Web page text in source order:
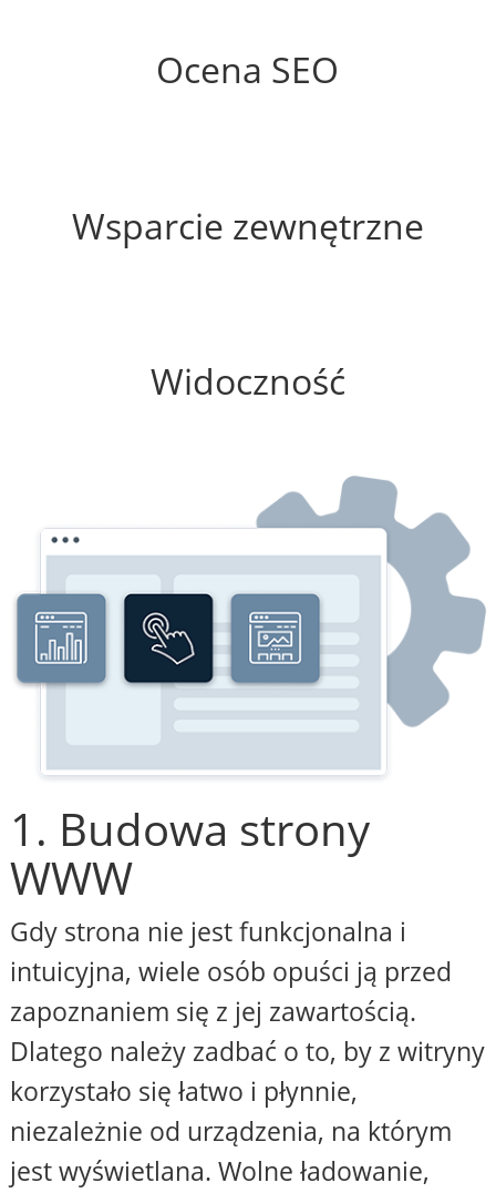
Ocena SEO
Wsparcie zewnętrzne
Widoczność
1. Budowa strony
WWW
Gdy strona nie jest funkcjonalna i
intuicyjna, wiele osób opuści ją przed
zapoznaniem się z jej zawartością.
Dlatego należy zadbać o to, by z witryny
korzystało się łatwo i płynnie,
niezależnie od urządzenia, na którym
jest wyświetlana. Wolne ładowanie,